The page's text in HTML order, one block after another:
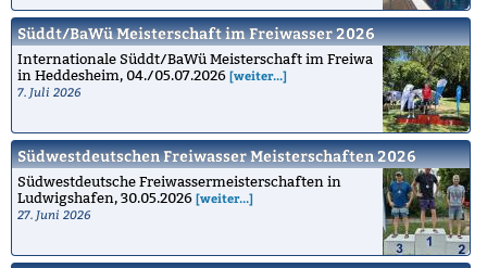
Süddt/BaWü Meisterschaft im Freiwasser 2026
Internationale Süddt/BaWü Meisterschaft im Freiwa
in Heddesheim, 04./05.07.2026 [weiter...]
7. Juli 2026
Südwestdeutschen Freiwasser Meisterschaften 2026
Südwestdeutsche Freiwassermeisterschaften in
Ludwigshafen, 30.05.2026 [weiter...]
27. Juni 2026